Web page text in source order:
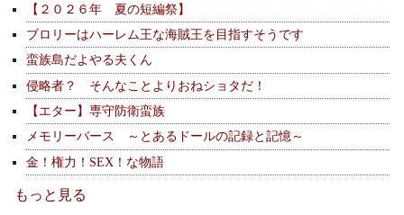
【２０２６年 夏の短編祭】
ブロリーはハーレム王な海賊王を目指すそうです
蛮族島だよやる夫くん
侵略者？ そんなことよりおねショタだ！
【エター】専守防衛蛮族
メモリーバース ～とあるドールの記録と記憶～
金！権力！SEX！な物語
もっと見る